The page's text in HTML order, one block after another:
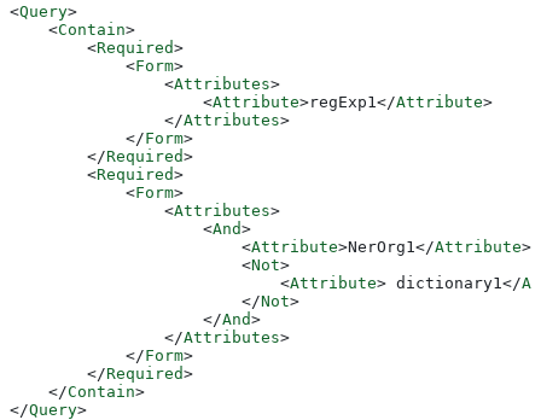
<Query>
    <
Contain>
        <
Required>
            <
Form>
                <
Attributes>
                    <
Attribute>regExp1 </Attribute>
                </
Attributes>
            </
Form>
        </
Required>
        <
Required>
            <
Form>
                <
Attributes>
                    <
And>
                        <
Attribute>NerOrg1 </Attribute>
                        <
Not>
                            <
Attribute> dictionary1 </
                        </
Not>
                    </
And>
                </
Attributes>
            </
Form>
        </
Required>
    </
Contain>
</Query>